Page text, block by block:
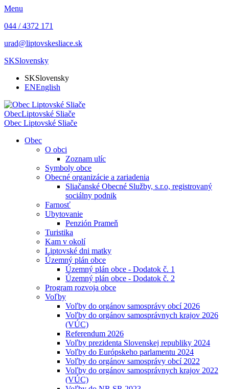
Menu
044 / 4372 171
urad@liptovskesliace.sk
SKSlovensky
SKSlovensky
ENEnglish
ObecLiptovské Sliače
Obec Liptovské Sliače
Obec
O obci
Zoznam ulíc
Symboly obce
Obecné organizácie a zariadenia
Sliačanské Obecné Služby, s.r.o, registrovaný
sociálny podnik
Farnosť
Ubytovanie
Penzión Prameň
Turistika
Kam v okolí
Liptovské dni matky
Územný plán obce
Územný plán obce - Dodatok č. 1
Územný plán obce - Dodatok č. 2
Program rozvoja obce
Voľby
Voľby do orgánov samosprávy obcí 2026
Voľby do orgánov samosprávnych krajov 2026
(VÚC)
Referendum 2026
Voľby prezidenta Slovenskej republiky 2024
Voľby do Európskeho parlamentu 2024
Voľby do orgánov samosprávy obcí 2022
Voľby do orgánov samosprávnych krajov 2022
(VÚC)